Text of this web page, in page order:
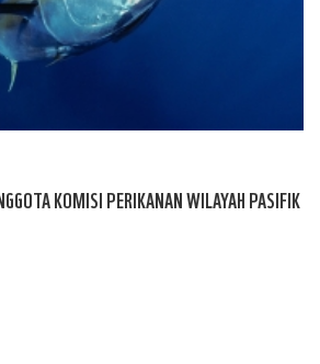
KOMISI PERIKANAN WILAYAH PASIFIK